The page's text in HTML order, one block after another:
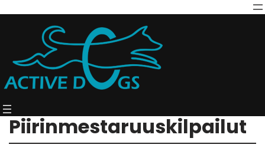
Piirinmestaruuskilpailut